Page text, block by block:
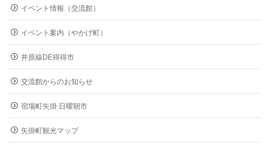
イベント情報（交流館）
イベント案内（やかげ町）
井原線DE得得市
交流館からのお知らせ
宿場町矢掛 日曜朝市
矢掛町観光マップ